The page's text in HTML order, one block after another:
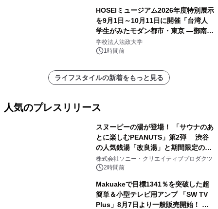
HOSEIミュージアム2026年度特別展示
を9月1日～10月11日に開催「台湾人
学生がみたモダン都市・東京 ―鄧南光
と法政大学の1930年代―」
学校法人法政大学
1時間前
ライフスタイルの新着をもっと見る
人気のプレスリリース
スヌーピーの湯が登場！ 「サウナのあ
とに楽しむPEANUTS」第2弾 渋谷
の人気銭湯「改良湯」と期間限定のコ
ラボレーション サウナイキタイコラ
ボグッズも発売決定！
株式会社ソニー・クリエイティブプロダクツ
2時間前
Makuakeで目標1341％を突破した超
簡単＆小型テレビ用アンプ 「SW TV
Plus」8月7日より一般販売開始！ ケ